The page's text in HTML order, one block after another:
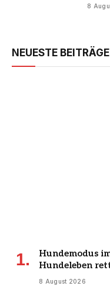
8
NEUESTE BEITRÄGE
Hundemodus
Hundeleben
8 August 2026